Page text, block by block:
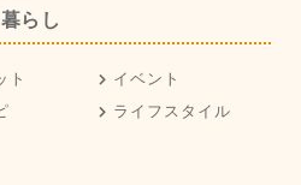
暮らし
ト
イベント
ライフスタイル